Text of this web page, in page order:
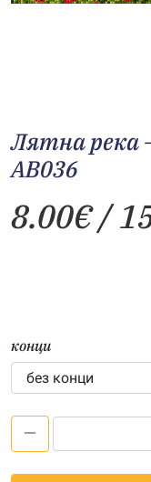
Лятна река
AB036
8.00€/
конци